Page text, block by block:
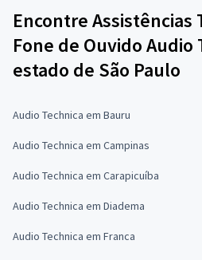
Encontre Assistências
Fone de Ouvido Audio
estado de São Paulo
Audio Technica em Bauru
Audio Technica em Campinas
Audio Technica em Carapicuíba
Audio Technica em Diadema
Audio Technica em Franca